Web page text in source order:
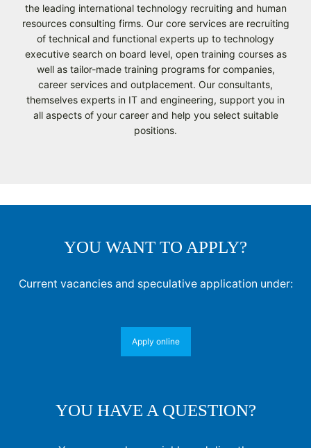
the leading international technology recruiting and human
resources consulting firms. Our core services are recruiting
of technical and functional experts up to technology
executive search on board level, open training courses as
well as tailor-made training programs for companies,
career services and outplacement. Our consultants,
themselves experts in IT and engineering, support you in
all aspects of your career and help you select suitable
positions.
YOU WANT TO APPLY?
Current vacancies and speculative application under:
Apply online
YOU HAVE A QUESTION?